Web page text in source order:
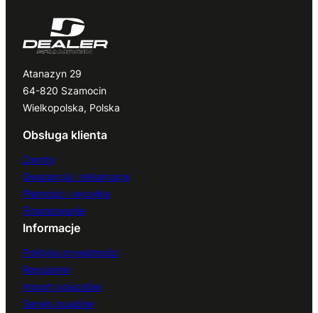
Atanazyn 29
64-820 Szamocin
Wielkopolska, Polska
Obsługa klienta
Zwroty
Gwarancja i reklamacje
Płatności i wysyłka
Finansowanie
Informacje
Polityka prywatności
Regulamin
Import pojazdów
Serwis quadów